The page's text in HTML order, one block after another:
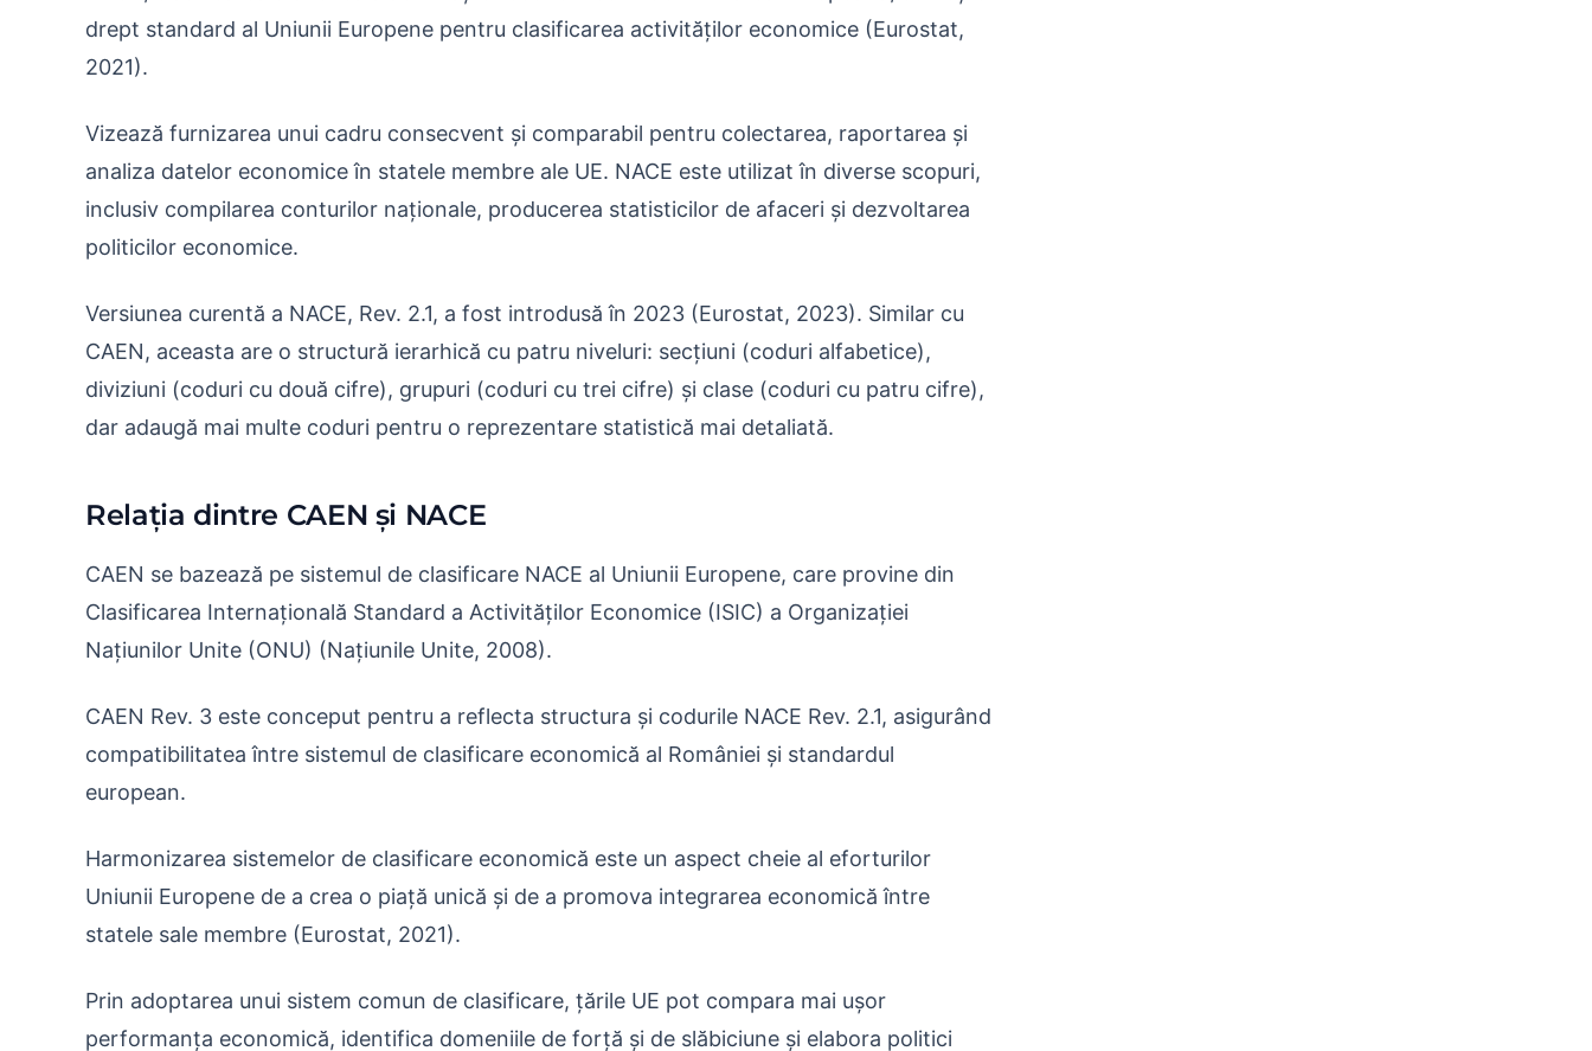
drept standard al Uniunii Europene pentru clasificarea activităților economice (Eurostat,
2021).
Vizează furnizarea unui cadru consecvent și comparabil pentru colectarea, raportarea și
analiza datelor economice în statele membre ale UE. NACE este utilizat în diverse scopuri,
inclusiv compilarea conturilor naționale, producerea statisticilor de afaceri și dezvoltarea
politicilor economice.
Versiunea curentă a NACE, Rev. 2.1, a fost introdusă în 2023 (Eurostat, 2023). Similar cu
CAEN, aceasta are o structură ierarhică cu patru niveluri: secțiuni (coduri alfabetice),
diviziuni (coduri cu două cifre), grupuri (coduri cu trei cifre) și clase (coduri cu patru cifre),
dar adaugă mai multe coduri pentru o reprezentare statistică mai detaliată.
Relația dintre CAEN și NACE
CAEN se bazează pe sistemul de clasificare NACE al Uniunii Europene, care provine din
Clasificarea Internațională Standard a Activităților Economice (ISIC) a Organizației
Națiunilor Unite (ONU) (Națiunile Unite, 2008).
CAEN Rev. 3 este conceput pentru a reflecta structura și codurile NACE Rev. 2.1, asigurând
compatibilitatea între sistemul de clasificare economică al României și standardul
european.
Harmonizarea sistemelor de clasificare economică este un aspect cheie al eforturilor
Uniunii Europene de a crea o piață unică și de a promova integrarea economică între
statele sale membre (Eurostat, 2021).
Prin adoptarea unui sistem comun de clasificare, țările UE pot compara mai ușor
performanța economică, identifica domeniile de forță și de slăbiciune și elabora politici